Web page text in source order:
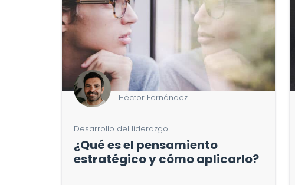
Héctor Fernández
Desarrollo del liderazgo
¿Qué es el pensamiento
estratégico y cómo aplicarlo?